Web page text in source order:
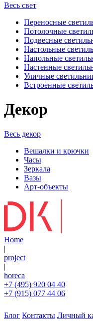
Весь свет
Переносные
Потолочные
Подвесные
Настольные
Напольные
Настенные
Уличные
Встроенные
Декор
Весь декор
Вешалки и крючки
Часы
Зеркала
Вазы
Арт-объекты
Home
|
project
|
horeca
+7 (495) 920 04 40
+7 (915) 077 44 06
Блог Контакты Личный